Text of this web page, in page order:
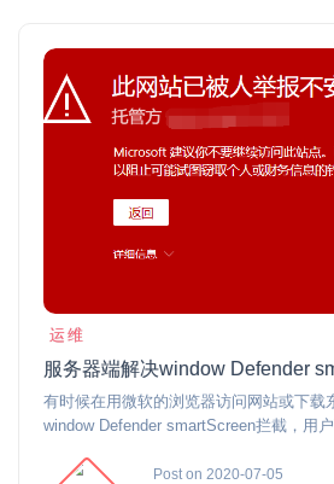
运维
有时候在用微软的浏览器访问网站或下载
window Defender smartScreen拦截，用
Post on 2020-07-05